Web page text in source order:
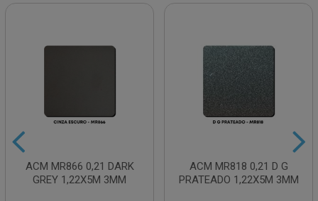
ACM MR866 0,21 DARK
GREY 1,22X5M 3MM
ACM MR818 0,21 D G
PRATEADO 1,22X5M 3MM